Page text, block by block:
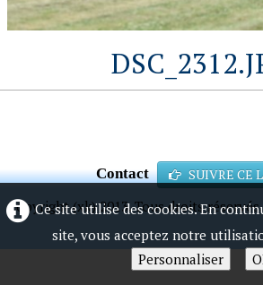
Contact SUIVRE CE
Copyright (xk) 2013. Tous droits réservés.
Ce site utilise des cookies. En
site, vous acceptez notre
Personnaliser